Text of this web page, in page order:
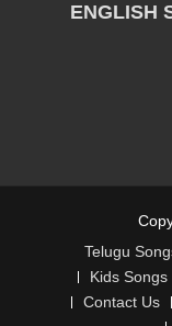
ENGLISH
Telugu
Kids Songs
Contact Us